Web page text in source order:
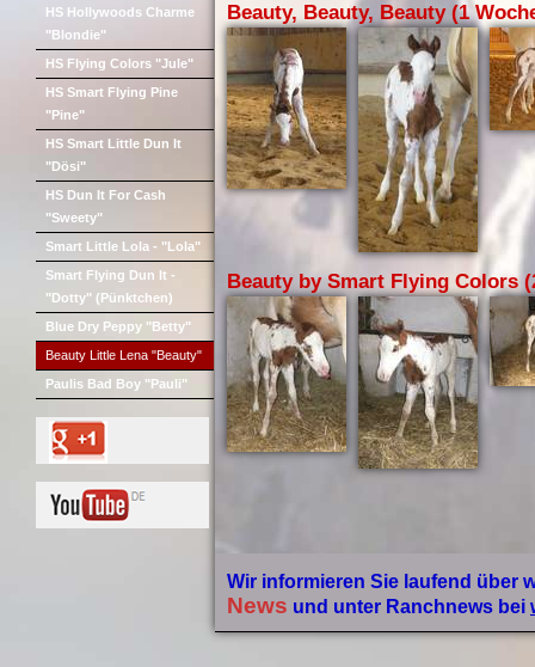
HS Hollywoods Charme
"Blondie"
HS Flying Colors "Jule"
HS Smart Flying Pine
"Pine"
HS Smart Little Dun It
"Dösi"
HS Dun It For Cash
"Sweety"
Smart Little Lola - "Lola"
Smart Flying Dun It -
"Dotty" (Pünktchen)
Blue Dry Peppy "Betty"
Beauty Little Lena "Beauty"
Paulis Bad Boy "Pauli"
Beauty, Beauty, Beauty (1
Beauty by Smart Flying Colors
Wir informieren Sie laufend über
News und unter Ranchnews bei